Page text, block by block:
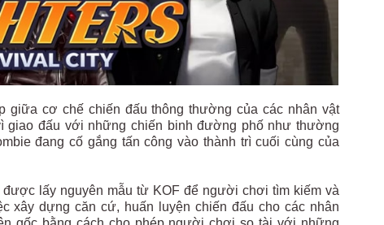
giữa cơ chế chiến đấu thông thường của các nhân vật
giao đấu với những chiến binh đường phố như thường
đang cố gắng tấn công vào thành trì cuối cùng của
lấy nguyên mẫu từ KOF để người chơi tìm kiếm và
xây dựng căn cứ, huấn luyện chiến đấu cho các nhân